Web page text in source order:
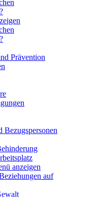
Prävention
anzeigen
auf